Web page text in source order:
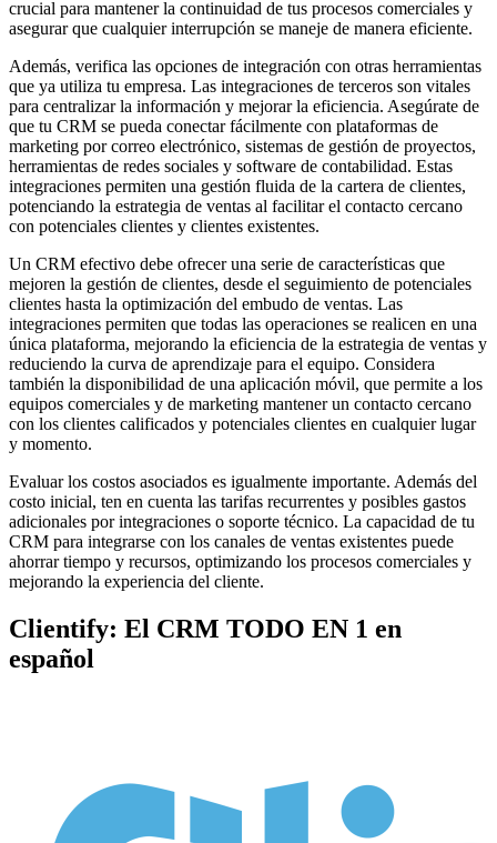
crucial para mantener la continuidad de tus procesos comerciales y
asegurar que cualquier interrupción se maneje de manera eficiente.
Además, verifica las opciones de integración con otras herramientas
que ya utiliza tu empresa. Las integraciones de terceros son vitales
para centralizar la información y mejorar la eficiencia. Asegúrate de
que tu CRM se pueda conectar fácilmente con plataformas de
marketing por correo electrónico, sistemas de gestión de proyectos,
herramientas de redes sociales y software de contabilidad. Estas
integraciones permiten una gestión fluida de la cartera de clientes,
potenciando la estrategia de ventas al facilitar el contacto cercano
con potenciales clientes y clientes existentes.
Un CRM efectivo debe ofrecer una serie de características que
mejoren la gestión de clientes, desde el seguimiento de potenciales
clientes hasta la optimización del embudo de ventas. Las
integraciones permiten que todas las operaciones se realicen en una
única plataforma, mejorando la eficiencia de la estrategia de ventas y
reduciendo la curva de aprendizaje para el equipo. Considera
también la disponibilidad de una aplicación móvil, que permite a los
equipos comerciales y de marketing mantener un contacto cercano
con los clientes calificados y potenciales clientes en cualquier lugar
y momento.
Evaluar los costos asociados es igualmente importante. Además del
costo inicial, ten en cuenta las tarifas recurrentes y posibles gastos
adicionales por integraciones o soporte técnico. La capacidad de tu
CRM para integrarse con los canales de ventas existentes puede
ahorrar tiempo y recursos, optimizando los procesos comerciales y
mejorando la experiencia del cliente.
Clientify: El CRM TODO EN 1 en
español